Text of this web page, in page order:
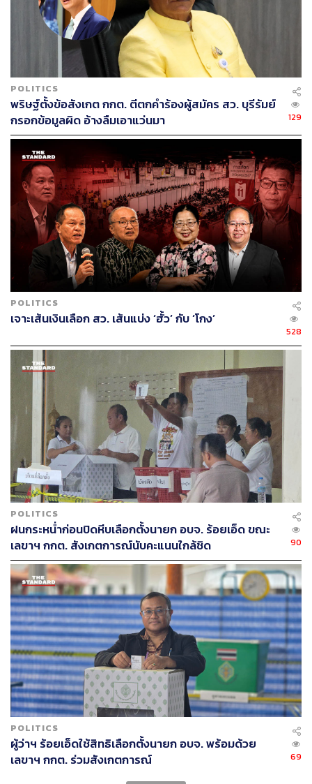
POLITICS
พริษฐ์ตั้งข้อสังเกต กกต. ตีตกคำร้องผู้สมัคร สว. บุรีรัมย์
กรอกข้อมูลผิด อ้างลืมเอาแว่นมา
129
POLITICS
เจาะเส้นเงินเลือก สว. เส้นแบ่ง ‘ฮั้ว’ กับ ‘โกง’
528
POLITICS
ฝนกระหน่ำก่อนปิดหีบเลือกตั้งนายก อบจ. ร้อยเอ็ด ขณะ
เลขาฯ กกต. สังเกตการณ์นับคะแนนใกล้ชิด
90
POLITICS
ผู้ว่าฯ ร้อยเอ็ดใช้สิทธิเลือกตั้งนายก อบจ. พร้อมด้วย
เลขาฯ กกต. ร่วมสังเกตการณ์
69